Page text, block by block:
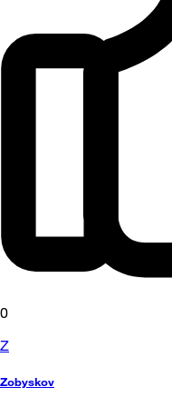
0
Z
Zobyskov